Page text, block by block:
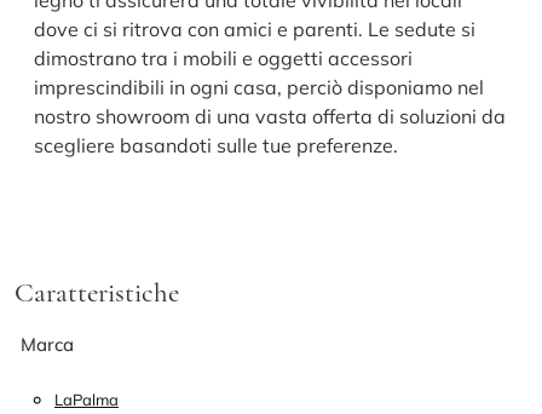
dove ci si ritrova con amici e parenti. Le sedute si
dimostrano tra i mobili e oggetti accessori
imprescindibili in ogni casa, perciò disponiamo nel
nostro showroom di una vasta offerta di soluzioni da
scegliere basandoti sulle tue preferenze.
Caratteristiche
Marca
LaPalma